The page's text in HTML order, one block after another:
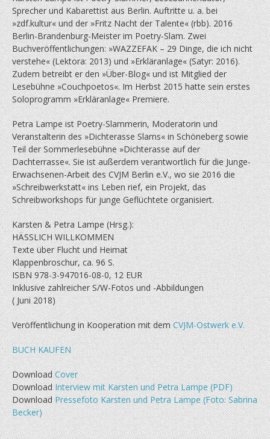
Sprecher und Kabarettist aus Berlin. Auftritte u. a. bei
»zdf.kultur« und der »Fritz Nacht der Talente« (rbb). 2016
Berlin-Brandenburg-Meister im Poetry-Slam. Zwei
Buchveröffentlichungen: »WAZZEFAK – 29 Dinge, die ich nicht
verstehe« (Lektora: 2013) und »Erkläranlage« (Satyr: 2016).
Zudem betreibt er den »Über-Blog« und ist Mitglied der
Lesebühne »Couchpoetos«. Im Herbst 2015 hatte sein erstes
Soloprogramm »Erkläranlage« Premiere.
Petra Lampe ist Poetry-Slammerin, Moderatorin und
Veranstalterin des »Dichterasse Slams« in Schöneberg sowie
Teil der Sommerlesebühne »Dichterasse auf der
Dachterrasse«. Sie ist außerdem verantwortlich für die Junge-
Erwachsenen-Arbeit des CVJM Berlin e.V., wo sie 2016 die
»Schreibwerkstatt« ins Leben rief, ein Projekt, das
Schreibworkshops für junge Geflüchtete organisiert.
Karsten & Petra Lampe (Hrsg.):
HÄSSLICH WILLKOMMEN
Texte über Flucht und Heimat
Klappenbroschur, ca. 96 S.
ISBN 978-3-947016-08-0, 12 EUR
Inklusive zahlreicher S/W-Fotos und -Abbildungen
( Juni 2018)
Veröffentlichung in Kooperation mit demCVJM-Ostwerk e.V.
BUCH KAUFEN
DownloadCover
DownloadInterview mit Karsten und Petra Lampe (PDF)
DownloadPressefoto Karsten und Petra Lampe (Foto: Sabrina
Becker)